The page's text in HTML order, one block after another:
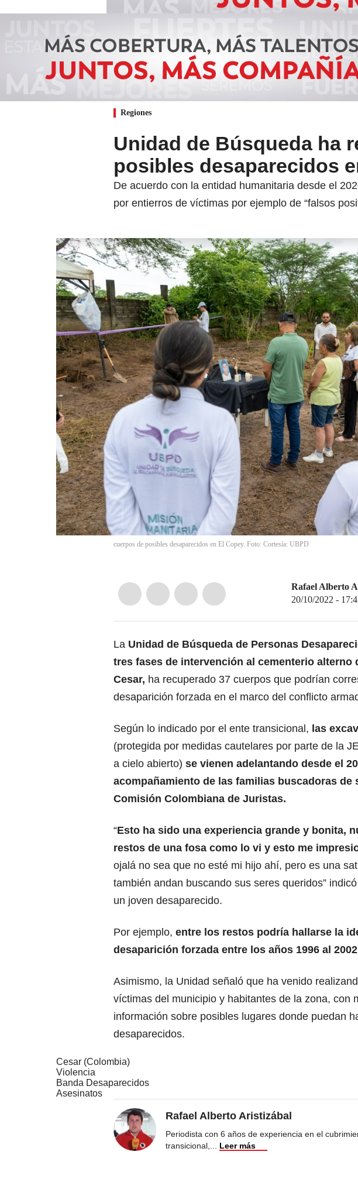
Regiones
Unidad de Búsqueda ha
posibles desaparecidos
De acuerdo con la entidad humanitaria desde el
por entierros de víctimas por ejemplo de “falsos
cuerpos de posibles desaparecidos en El Copey. Foto: Cortesía: UBPD
Rafael Alberto
20/10/2022 -
La Unidad de Búsqueda de Personas
tres fases de intervención al cementerio alterno
Cesar, ha recuperado 37 cuerpos que podrían
desaparición forzada en el marco del conflicto
Según lo indicado por el ente transicional, las
(protegida por medidas cautelares por parte de la
a cielo abierto) se vienen adelantando desde el
acompañamiento de las familias buscadoras de
Comisión Colombiana de Juristas.
“Esto ha sido una experiencia grande y bonita,
restos de una fosa como lo vi y esto me
ojalá no sea que no esté mi hijo ahí, pero es una
también andan buscando sus seres queridos”
un joven desaparecido.
Por ejemplo, entre los restos podría hallarse la
desaparición forzada entre los años 1996 al 2002
Asimismo, la Unidad señaló que ha venido
víctimas del municipio y habitantes de la zona, con
información sobre posibles lugares donde puedan
desaparecidos.
Cesar (Colombia)
Violencia
Banda Desaparecidos
Asesinatos
Rafael Alberto Aristizábal
Periodista con 6 años de experiencia en el
transicional,
Leer más